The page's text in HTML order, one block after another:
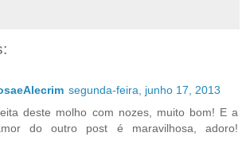
segunda-feira, junho 17, 2013
deste molho com nozes, muito bom! E a
do outro post é maravilhosa, adoro!